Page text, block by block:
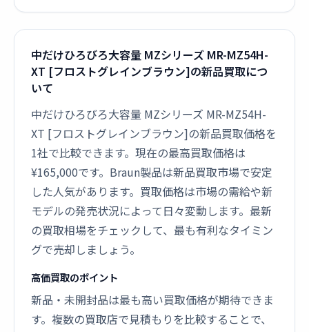
中だけひろびろ大容量 MZシリーズ MR-MZ54H-
XT [フロストグレインブラウン]の新品買取につ
いて
中だけひろびろ大容量 MZシリーズ MR-MZ54H-
XT [フロストグレインブラウン]の新品買取価格を
1社で比較できます。現在の最高買取価格は
¥165,000です。Braun製品は新品買取市場で安定
した人気があります。買取価格は市場の需給や新
モデルの発売状況によって日々変動します。最新
の買取相場をチェックして、最も有利なタイミン
グで売却しましょう。
高価買取のポイント
新品・未開封品は最も高い買取価格が期待できま
す。複数の買取店で見積もりを比較することで、